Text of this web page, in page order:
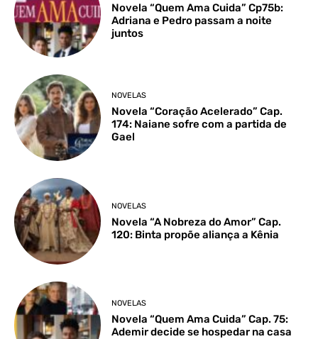
Novela “Quem Ama Cuida” Cp75b:
Adriana e Pedro passam a noite
juntos
NOVELAS
Novela “Coração Acelerado” Cap.
174: Naiane sofre com a partida de
Gael
NOVELAS
Novela “A Nobreza do Amor” Cap.
120: Binta propõe aliança a Kênia
NOVELAS
Novela “Quem Ama Cuida” Cap. 75:
Ademir decide se hospedar na casa